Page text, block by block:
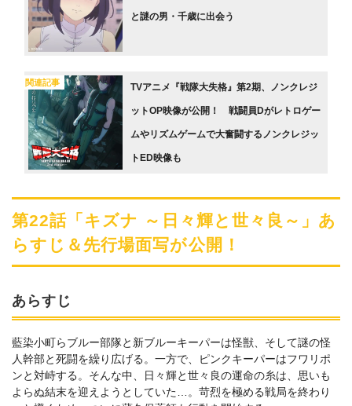
と謎の男・千歳に出会う
関連記事 TVアニメ『戦隊大失格』第2期、ノンクレジ
ットOP映像が公開！ 戦闘員Dがレトロゲー
ムやリズムゲームで大奮闘するノンクレジッ
トED映像も
第22話「キズナ ～日々輝と世々良～」あ
らすじ＆先行場面写が公開！
あらすじ
藍染小町らブルー部隊と新ブルーキーパーは怪獣、そして謎の怪
人幹部と死闘を繰り広げる。一方で、ピンクキーパーはフワリポ
ンと対峙する。そんな中、日々輝と世々良の運命の糸は、思いも
よらぬ結末を迎えようとしていた…。苛烈を極める戦局を終わり